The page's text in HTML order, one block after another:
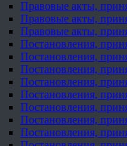
Правовые акты,
Правовые акты,
Правовые акты,
Постановления,
Постановления,
Постановления,
Постановления,
Постановления,
Постановления,
Постановления,
Постановления,